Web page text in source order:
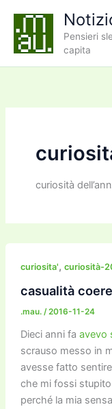
contenuto
Pensieri
capita
curiosità
curiosita', curiosità-
casualità
.mau. /2016-11-24
Dieci anni fa avevo
scrauso messo in
avesse fatto
che mi fossi
perché la mia